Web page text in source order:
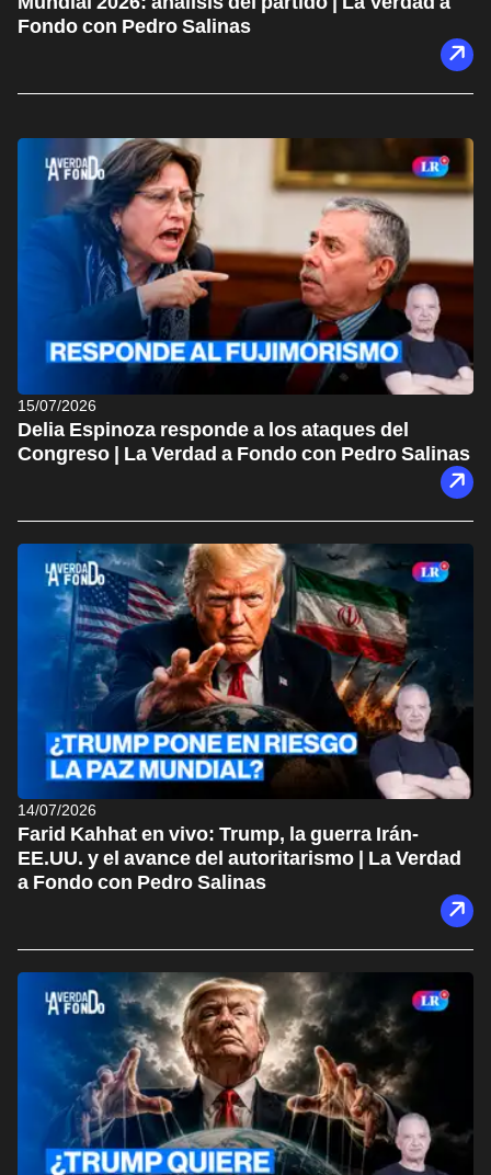
Fondo con Pedro Salinas
15/07/2026
Delia Espinoza responde a los ataques del
Congreso | La Verdad a Fondo con Pedro Salinas
14/07/2026
Farid Kahhat en vivo: Trump, la guerra Irán-
EE.UU. y el avance del autoritarismo | La Verdad
a Fondo con Pedro Salinas